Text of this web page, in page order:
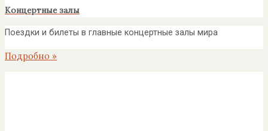
Концертные залы
Поездки и билеты в главные концертные залы мира
Подробно »